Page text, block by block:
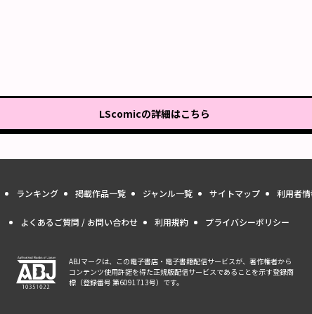
LScomicの詳細はこちら
ランキング 掲載作品一覧 ジャンル一覧 サイトマップ 利用者
よくあるご質問 / お問い合わせ 利用規約 プライバシーポリシー
ABJマークは、この電子書店・電子書籍配信サービスが、著作権者から
コンテンツ使用許諾を得た正規版配信サービスであることを示す登録商
標（登録番号 第6091713号）です。